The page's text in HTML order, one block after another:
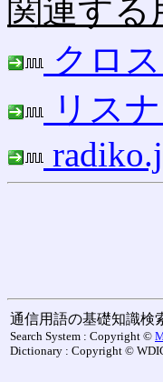
関連する
クロ
リス
通信用語の基礎知識検
Search System : Copyright ©
Dictionary : Copyright ©